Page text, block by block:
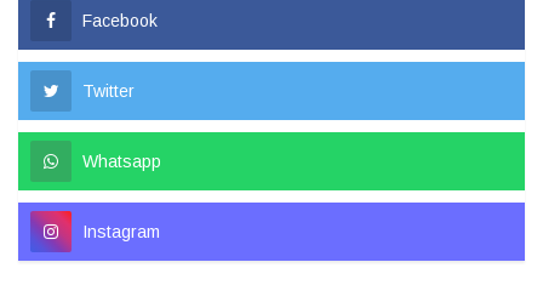
Facebook
Twitter
Whatsapp
Instagram